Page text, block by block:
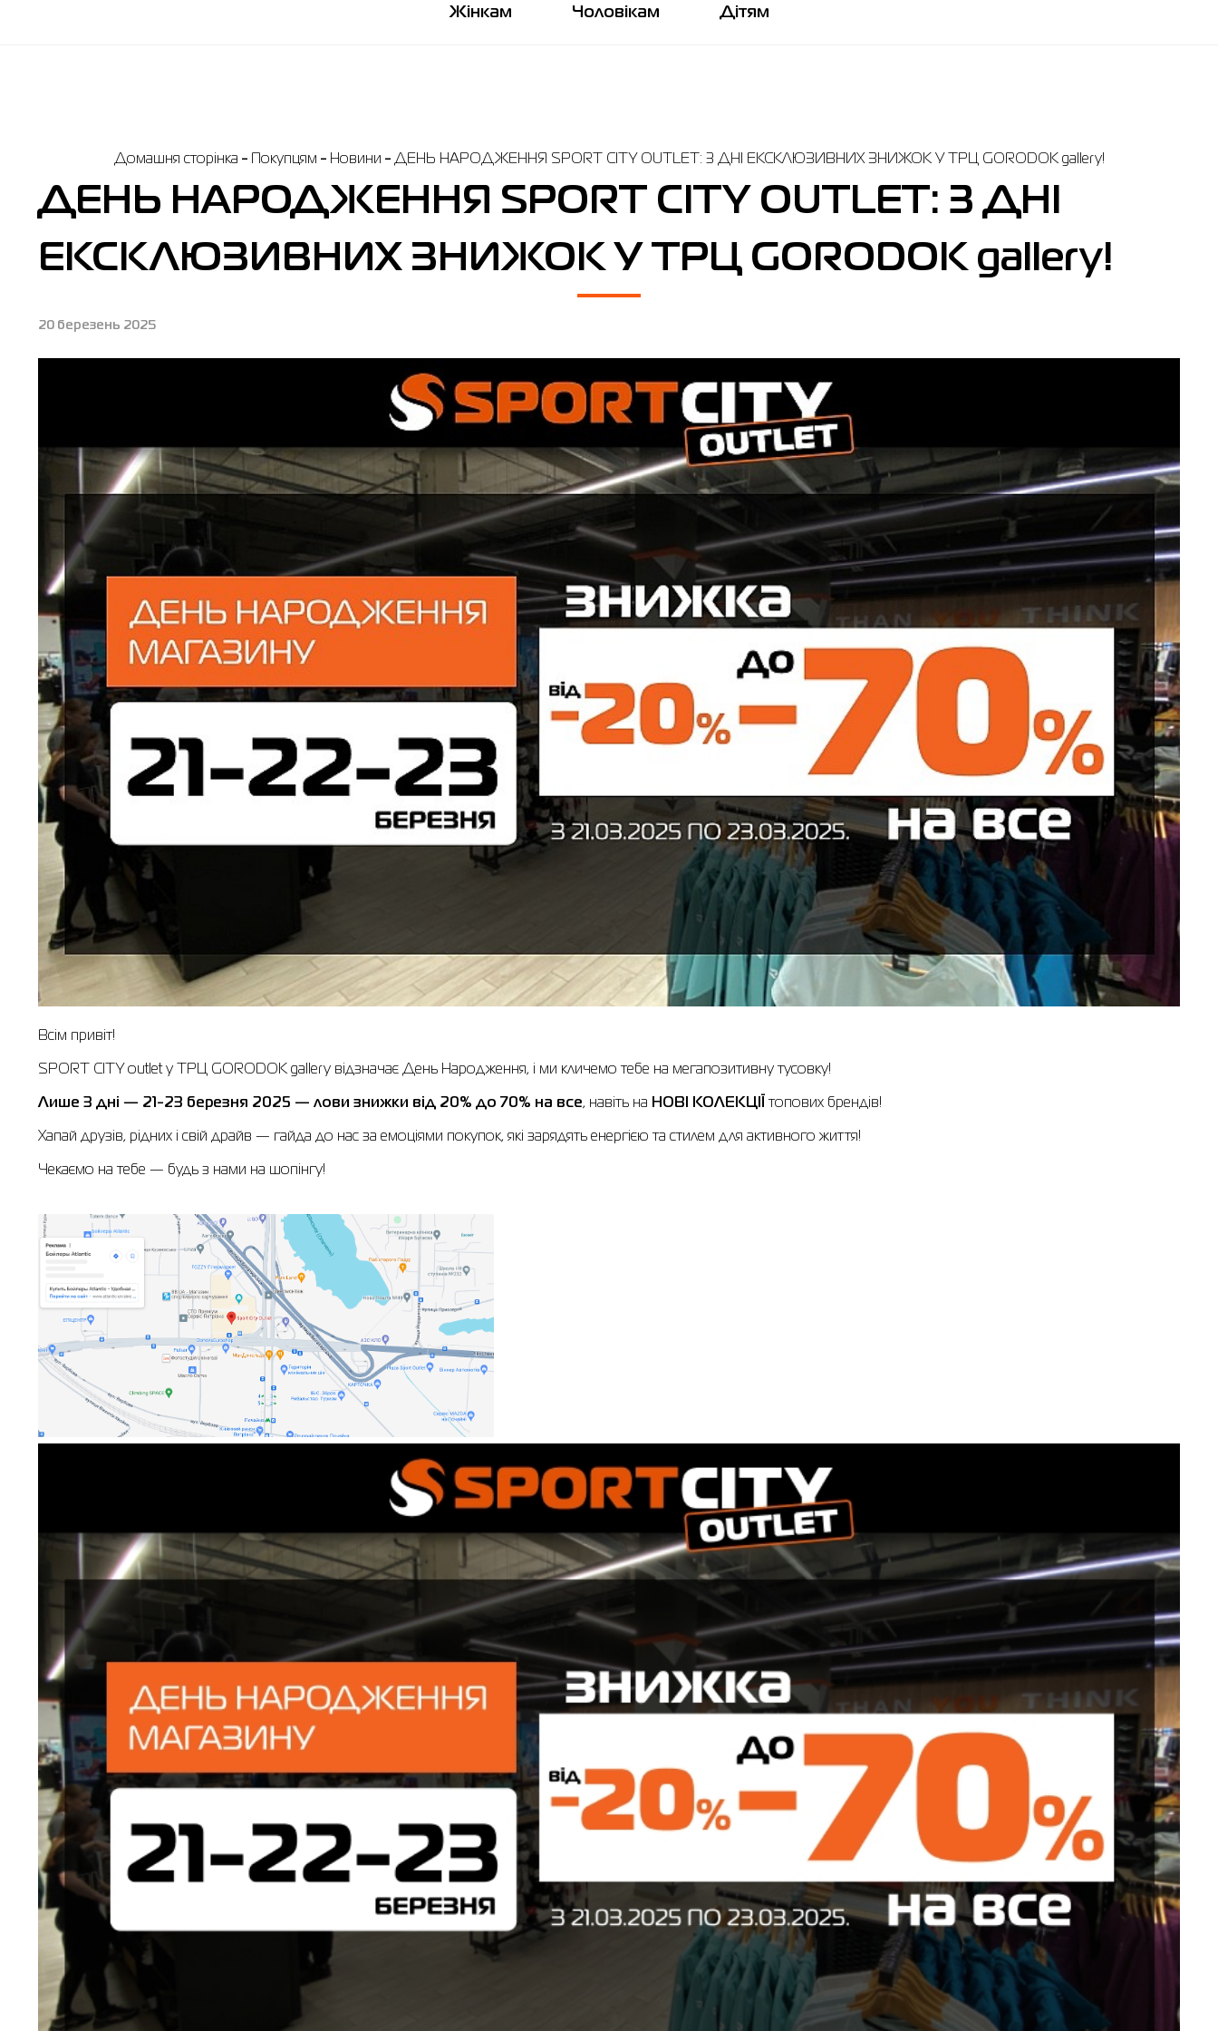
Жінкам Чоловікам Дітям
Домашня сторінка Покупцям Новини ДЕНЬ НАРОДЖЕННЯ SPORT CITY OUTLET: 3 ДНІ ЕКСКЛЮЗИВНИХ ЗНИЖОК У ТРЦ GORODOK gallery!
ДЕНЬ НАРОДЖЕННЯ SPORT CITY OUTLET: 3 ДНІ
ЕКСКЛЮЗИВНИХ ЗНИЖОК У ТРЦ GORODOK gallery!
20 березень 2025
Всім привіт!
SPORT CITY outlet у ТРЦ GORODOK gallery відзначає День Народження, і ми кличемо тебе на мегапозитивну тусовку!
Лише 3 дні — 21-23 березня 2025 — лови знижки від 20% до 70% на все, навіть на НОВІ КОЛЕКЦІЇ топових брендів!
Хапай друзів, рідних і свій драйв — гайда до нас за емоціями покупок, які зарядять енергією та стилем для активного життя!
Чекаємо на тебе — будь з нами на шопінгу!